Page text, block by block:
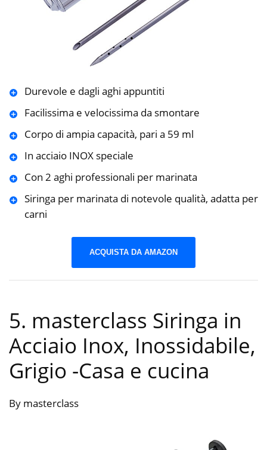
Durevole e dagli aghi appuntiti
Facilissima e velocissima da smontare
Corpo di ampia capacità, pari a 59 ml
In acciaio INOX speciale
Con 2 aghi professionali per marinata
Siringa per marinata di notevole qualità, adatta per
carni
ACQUISTA DA AMAZON
5. masterclass Siringa in
Acciaio Inox, Inossidabile,
Grigio -Casa e cucina
By masterclass